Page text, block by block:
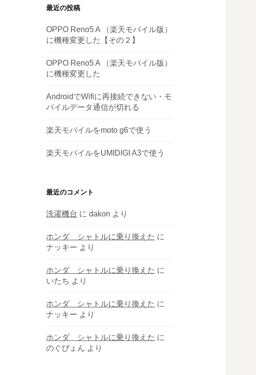
ー
イ
ブ
最近の投稿
OPPO Reno5 A （楽天モバイル版）
に機種変更した【その２】
OPPO Reno5 A （楽天モバイル版）
に機種変更した
AndroidでWifiに再接続できない・モ
バイルデータ通信が切れる
楽天モバイルをmoto g6で使う
楽天モバイルをUMIDIGI A3で使う
最近のコメント
洗濯機台 に dakon より
ホンダ シャトルに乗り換えた に
ナッキー より
ホンダ シャトルに乗り換えた に
いたち より
ホンダ シャトルに乗り換えた に
ナッキー より
ホンダ シャトルに乗り換えた に
のぐぴょん より